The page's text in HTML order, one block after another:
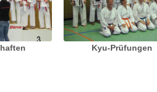
Kyu-Prüfungen